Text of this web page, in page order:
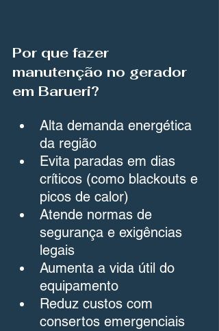
Por que fazer
manutenção no gerador
em Barueri?
Alta demanda energética
da região
Evita paradas em dias
críticos (como blackouts e
picos de calor)
Atende normas de
segurança e exigências
legais
Aumenta a vida útil do
equipamento
Reduz custos com
consertos emergenciais